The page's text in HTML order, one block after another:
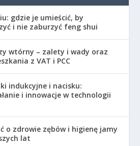
gdzie je umieścić, by
i nie zaburzyć feng shui
wtórny – zalety i wady oraz
z VAT i PCC
indukcyjne i nacisku:
i innowacje w technologii
o zdrowie zębów i higienę jamy
lat